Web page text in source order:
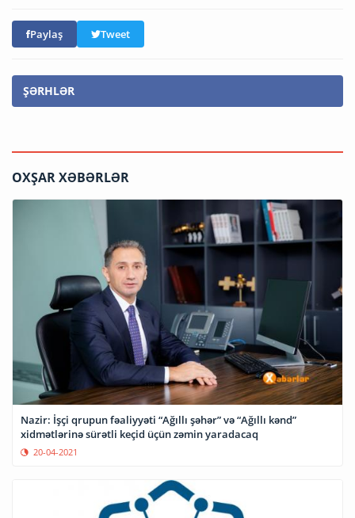
Paylaş Tweet
ŞƏRHLƏR
OXŞAR XƏBƏRLƏR
Nazir: İşçi qrupun fəaliyyəti “Ağıllı şəhər” və “Ağıllı kənd”
xidmətlərinə sürətli keçid üçün zəmin yaradacaq
20-04-2021